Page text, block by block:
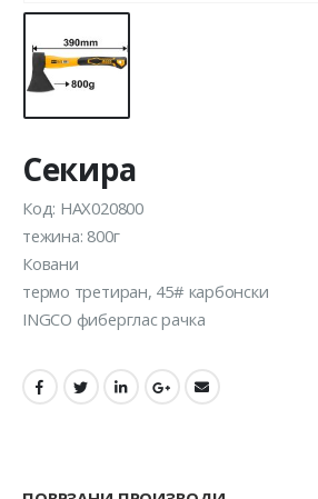
Секира
Код: HAX020800
тежина: 800г
Ковани
термо третиран, 45# карбонски
INGCO фиберглас рачка